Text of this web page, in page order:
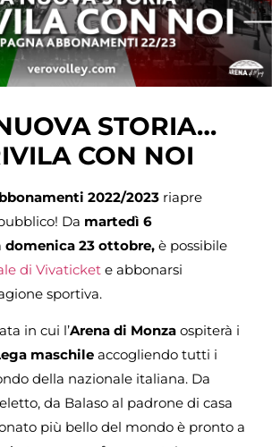
STORIA…
CON NOI
2022/2023 riapre
Da martedì 6
domenica 23 ottobre, è possibile
di Vivaticket e abbonarsi
sportiva.
in cui l’Arena di Monza ospiterà i
maschile accogliendo tutti i
della nazionale italiana. Da
da Balaso al padrone di casa
più bello del mondo è pronto a